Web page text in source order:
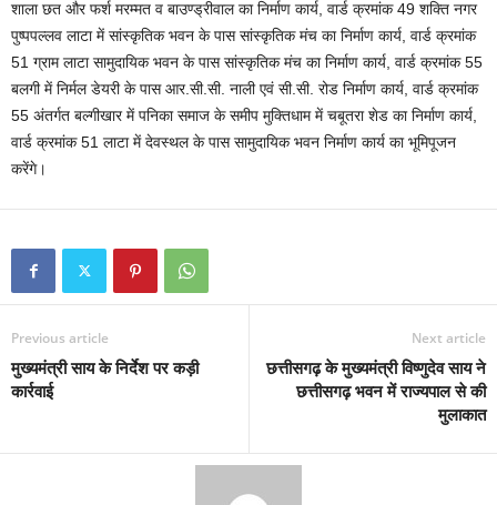
शाला छत और फर्श मरम्मत व बाउण्ड्रीवाल का निर्माण कार्य, वार्ड क्रमांक 49 शक्ति नगर
पुष्पपल्लव लाटा में सांस्कृतिक भवन के पास सांस्कृतिक मंच का निर्माण कार्य, वार्ड क्रमांक
51 ग्राम लाटा सामुदायिक भवन के पास सांस्कृतिक मंच का निर्माण कार्य, वार्ड क्रमांक 55
बलगी में निर्मल डेयरी के पास आर.सी.सी. नाली एवं सी.सी. रोड निर्माण कार्य, वार्ड क्रमांक
55 अंतर्गत बल्गीखार में पनिका समाज के समीप मुक्तिधाम में चबूतरा शेड का निर्माण कार्य,
वार्ड क्रमांक 51 लाटा में देवस्थल के पास सामुदायिक भवन निर्माण कार्य का भूमिपूजन
करेंगे।
Previous article
मुख्यमंत्री साय के निर्देश पर कड़ी
कार्रवाई
Next article
छत्तीसगढ़ के मुख्यमंत्री विष्णुदेव साय ने
छत्तीसगढ़ भवन में राज्यपाल से की
मुलाकात